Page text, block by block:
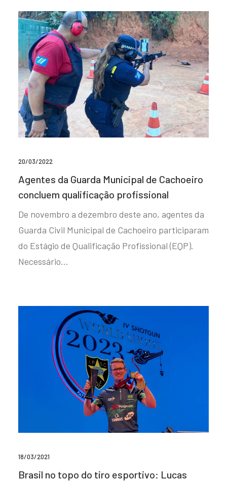
20/03/2022
Agentes da Guarda Municipal de Cachoeiro
concluem qualificação profissional
De novembro a dezembro deste ano, agentes da
Guarda Civil Municipal de Cachoeiro participaram
do Estágio de Qualificação Profissional (EQP).
Necessário…
18/03/2021
Brasil no topo do tiro esportivo: Lucas